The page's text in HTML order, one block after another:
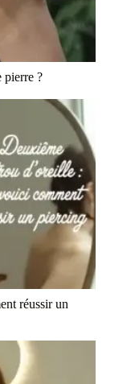
pierre ?
réussir un